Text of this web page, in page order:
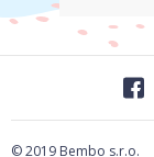
© 2019 Bembo s.r.o.